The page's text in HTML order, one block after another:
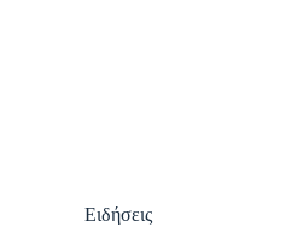
Ειδήσεις